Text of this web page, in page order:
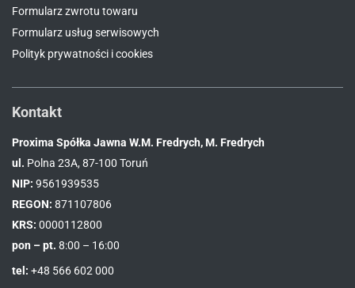
Formularz zwrotu towaru
Formularz usług serwisowych
Polityk prywatności i cookies
Kontakt
Proxima Spółka Jawna W.M. Fredrych, M. Fredrych
ul. Polna 23A, 87-100 Toruń
NIP: 9561939535
REGON: 871107806
KRS: 0000112800
pon – pt. 8:00 – 16:00
tel: +48 566 602 000